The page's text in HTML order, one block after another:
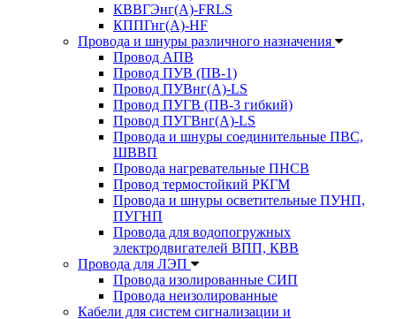
КВВГЭнг(А)-FRLS
КППГнг(А)-HF
Провода и шнуры различного назначения
Провод АПВ
Провод ПУВ (ПВ-1)
Провод ПУВнг(А)-LS
Провод ПУГВ (ПВ-3 гибкий)
Провод ПУГВнг(А)-LS
Провода и шнуры соединительные ПВС,
ШВВП
Провода нагревательные ПНСВ
Провод термостойкий РКГМ
Провода и шнуры осветительные ПУНП,
ПУГНП
Провода для водопогружных
электродвигателей ВПП, КВВ
Провода для ЛЭП
Провода изолированные СИП
Провода неизолированные
Кабели для систем сигнализации и